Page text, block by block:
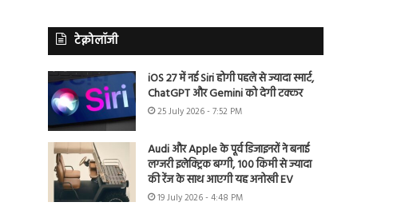
टेक्नोलॉजी
iOS 27 में नई Siri होगी पहले से ज्यादा स्मार्ट,
ChatGPT और Gemini को देगी टक्कर
25 July 2026 - 7:52 PM
Audi और Apple के पूर्व डिजाइनरों ने बनाई
लग्जरी इलेक्ट्रिक बग्गी, 100 किमी से ज्यादा
की रेंज के साथ आएगी यह अनोखी EV
19 July 2026 - 4:48 PM